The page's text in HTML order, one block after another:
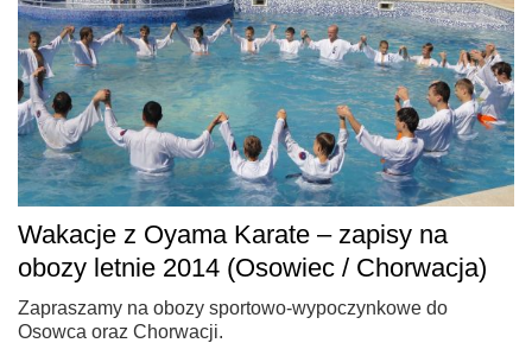
Wakacje z Oyama Karate – zapisy na
obozy letnie 2014 (Osowiec / Chorwacja)
Zapraszamy na obozy sportowo-wypoczynkowe do
Osowca oraz Chorwacji.